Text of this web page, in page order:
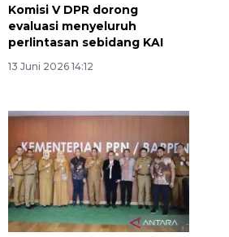
Komisi V DPR dorong
evaluasi menyeluruh
perlintasan sebidang KAI
13 Juni 2026 14:12